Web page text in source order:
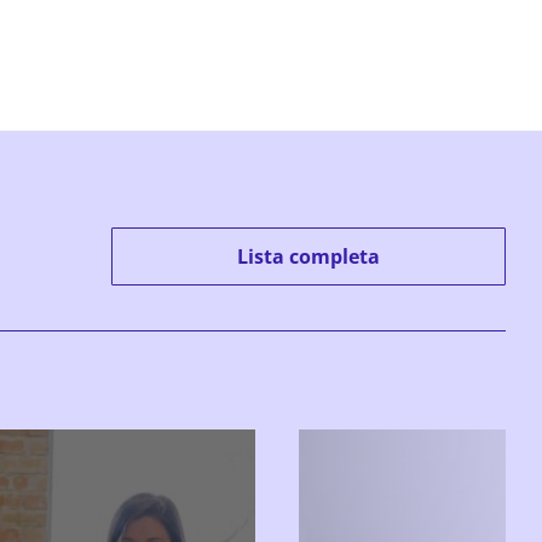
Lista completa